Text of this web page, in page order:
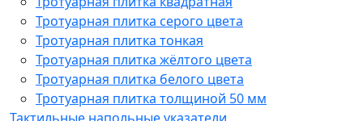
Тротуарная плитка серого цвета
Тротуарная плитка тонкая
Тротуарная плитка жёлтого цвета
Тротуарная плитка белого цвета
Тротуарная плитка толщиной 50 мм